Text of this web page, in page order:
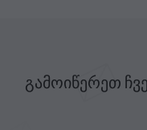
გამოიწერეთ